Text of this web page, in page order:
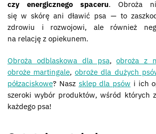
czy energicznego spaceru. Obroża
się w skórę ani dławić psa — to
zdrowiu i rozwojowi, ale również
na relację z opiekunem.
Obroża odblaskowa dla psa,obroża z
obroże martingale,obroże dla dużych
półzaciskowe? Nasz sklep dla psów i ich
szeroki wybór produktów, wśród których
każdego psa!